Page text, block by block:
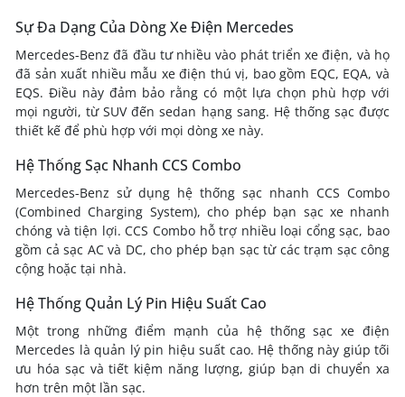
Sự Đa Dạng Của Dòng Xe Điện Mercedes
Mercedes-Benz đã đầu tư nhiều vào phát triển xe điện, và họ
đã sản xuất nhiều mẫu xe điện thú vị, bao gồm EQC, EQA, và
EQS. Điều này đảm bảo rằng có một lựa chọn phù hợp với
mọi người, từ SUV đến sedan hạng sang. Hệ thống sạc được
thiết kế để phù hợp với mọi dòng xe này.
Hệ Thống Sạc Nhanh CCS Combo
Mercedes-Benz sử dụng hệ thống sạc nhanh CCS Combo
(Combined Charging System), cho phép bạn sạc xe nhanh
chóng và tiện lợi. CCS Combo hỗ trợ nhiều loại cổng sạc, bao
gồm cả sạc AC và DC, cho phép bạn sạc từ các trạm sạc công
cộng hoặc tại nhà.
Hệ Thống Quản Lý Pin Hiệu Suất Cao
Một trong những điểm mạnh của hệ thống sạc xe điện
Mercedes là quản lý pin hiệu suất cao. Hệ thống này giúp tối
ưu hóa sạc và tiết kiệm năng lượng, giúp bạn di chuyển xa
hơn trên một lần sạc.